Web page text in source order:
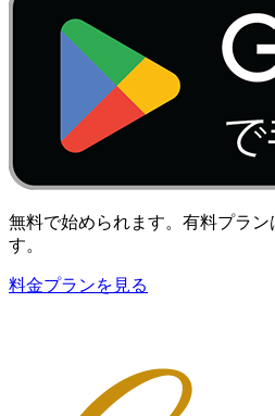
無料で始められます。有料プラン
す。
料金プランを見る